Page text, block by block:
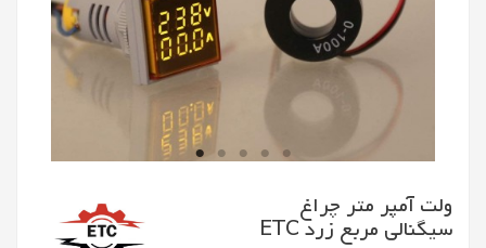
ولت آمپر متر چراغ
سیگنالی مربع زرد ETC